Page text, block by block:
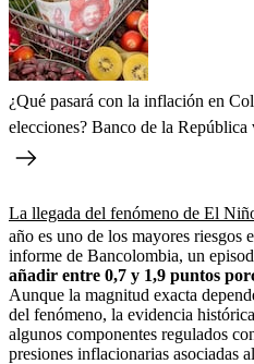
¿Qué pasará con la inflación en
elecciones? Banco de la República
La llegada del fenómeno de El
año es uno de los mayores riesgos
informe de Bancolombia, un
añadir entre 0,7 y 1,9 puntos
Aunque la magnitud exacta
del fenómeno, la evidencia
algunos componentes regulados
presiones inflacionarias asociadas